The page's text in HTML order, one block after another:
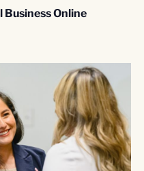
Business Online